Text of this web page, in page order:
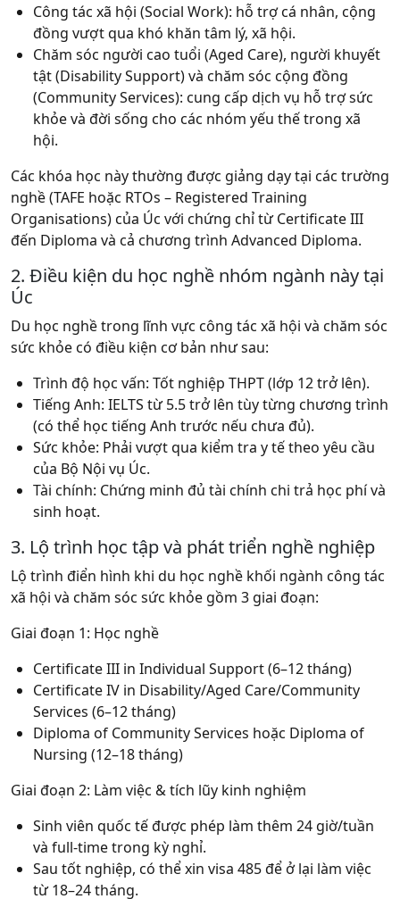
Công tác xã hội (Social Work): hỗ trợ cá nhân, cộng
đồng vượt qua khó khăn tâm lý, xã hội.
Chăm sóc người cao tuổi (Aged Care), người khuyết
tật (Disability Support) và chăm sóc cộng đồng
(Community Services): cung cấp dịch vụ hỗ trợ sức
khỏe và đời sống cho các nhóm yếu thế trong xã
hội.
Các khóa học này thường được giảng dạy tại các trường
nghề (TAFE hoặc RTOs – Registered Training
Organisations) của Úc với chứng chỉ từ Certificate III
đến Diploma và cả chương trình Advanced Diploma.
2. Điều kiện du học nghề nhóm ngành này tại
Úc
Du học nghề trong lĩnh vực công tác xã hội và chăm sóc
sức khỏe có điều kiện cơ bản như sau:
Trình độ học vấn: Tốt nghiệp THPT (lớp 12 trở lên).
Tiếng Anh: IELTS từ 5.5 trở lên tùy từng chương trình
(có thể học tiếng Anh trước nếu chưa đủ).
Sức khỏe: Phải vượt qua kiểm tra y tế theo yêu cầu
của Bộ Nội vụ Úc.
Tài chính: Chứng minh đủ tài chính chi trả học phí và
sinh hoạt.
3. Lộ trình học tập và phát triển nghề nghiệp
Lộ trình điển hình khi du học nghề khối ngành công tác
xã hội và chăm sóc sức khỏe gồm 3 giai đoạn:
Giai đoạn 1: Học nghề
Certificate III in Individual Support (6–12 tháng)
Certificate IV in Disability/Aged Care/Community
Services (6–12 tháng)
Diploma of Community Services hoặc Diploma of
Nursing (12–18 tháng)
Giai đoạn 2: Làm việc & tích lũy kinh nghiệm
Sinh viên quốc tế được phép làm thêm 24 giờ/tuần
và full-time trong kỳ nghỉ.
Sau tốt nghiệp, có thể xin visa 485 để ở lại làm việc
từ 18–24 tháng.